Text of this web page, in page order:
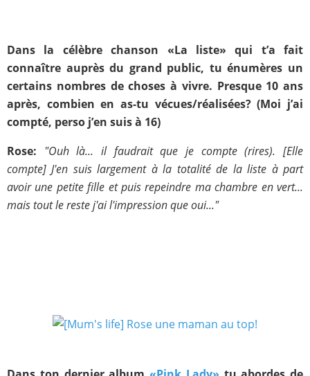
Dans la célèbre chanson «La liste» qui t’a fait
connaître auprès du grand public, tu énumères un
certains nombres de choses à vivre. Presque 10 ans
après, combien en as-tu vécues/réalisées? (Moi j’ai
compté, perso j’en suis à 16)
Rose: "Ouh là... il faudrait que je compte (rires). [Elle
compte] J'en suis largement à la totalité de la liste à part
avoir une petite fille et puis repeindre ma chambre en vert...
mais tout le reste j'ai l'impression que oui..."